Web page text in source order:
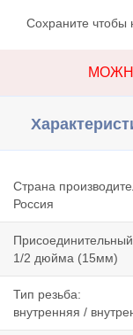
Сохраните чтобы
Страна
Россия
1/2 дюйма (15мм)
Тип резьба:
внутренняя /